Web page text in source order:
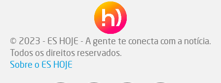
© 2023 - ES HOJE - A gente te conecta com a notícia.
Todos os direitos reservados.
Sobre o ES HOJE